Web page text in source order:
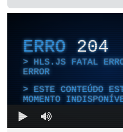
ERRO204
HLS.JS FATAL
ERROR
ESTE CONTEÚDO
MOMENTO